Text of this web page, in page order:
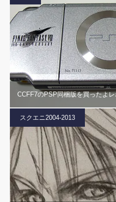
CCFF7のPSP同梱版を買ったよ
スクエニ2004-2013